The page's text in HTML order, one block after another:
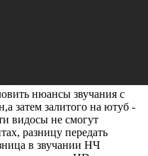
нюансы звучания с
затем залитого на ютуб -
видосы не смогут
разницу передать
в звучании НЧ